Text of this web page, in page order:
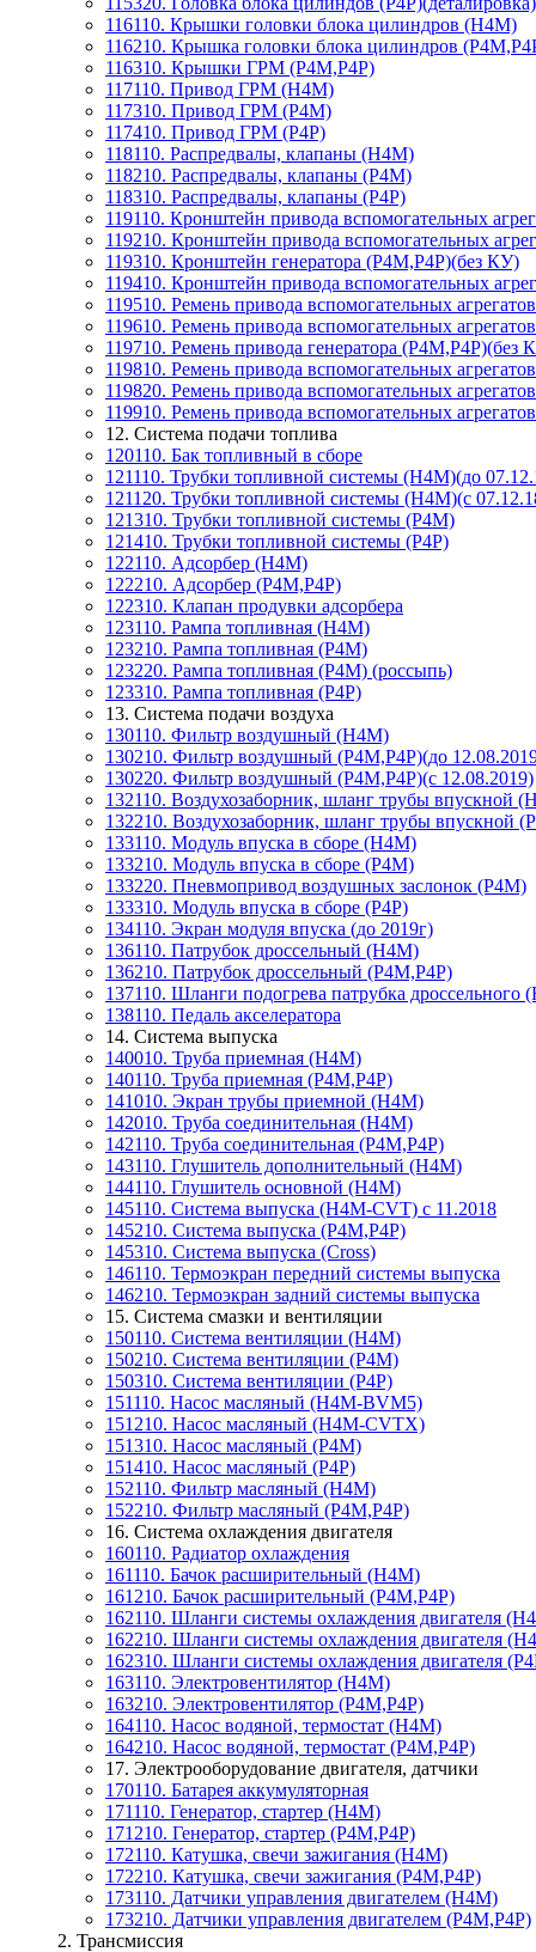
116110. Крышки головки блока цилиндров (H4M)
116210. Крышка головки блока цилиндров
116310. Крышки ГРМ (P4M,P4P)
117110. Привод ГРМ (H4M)
117310. Привод ГРМ (Р4М)
117410. Привод ГРМ (Р4Р)
118110. Распредвалы, клапаны (H4M)
118210. Распредвалы, клапаны (Р4М)
118310. Распредвалы, клапаны (Р4Р)
119110. Кронштейн привода вспомогательных
119210. Кронштейн привода вспомогательных
119310. Кронштейн генератора (P4M,P4P)(без КУ)
119410. Кронштейн привода вспомогательных
119510. Ремень привода вспомогательных
119610. Ремень привода вспомогательных
119710. Ремень привода генератора (P4M,P4P)(без
119810. Ремень привода вспомогательных
119820. Ремень привода вспомогательных
119910. Ремень привода вспомогательных
12. Система подачи топлива
120110. Бак топливный в сборе
121110. Трубки топливной системы (H4M)(до
121120. Трубки топливной системы (H4M)(с
121310. Трубки топливной системы (P4M)
121410. Трубки топливной системы (P4P)
122110. Адсорбер (Н4М)
122210. Адсорбер (P4M,P4P)
122310. Клапан продувки адсорбера
123110. Рампа топливная (Н4М)
123210. Рампа топливная (Р4М)
123220. Рампа топливная (Р4М) (россыпь)
123310. Рампа топливная (Р4Р)
13. Система подачи воздуха
130110. Фильтр воздушный (Н4М)
130210. Фильтр воздушный (P4M,P4P)(до
130220. Фильтр воздушный (P4M,P4P)(с 12.08.2019)
132110. Воздухозаборник, шланг трубы впускной
132210. Воздухозаборник, шланг трубы впускной
133110. Модуль впуска в сборе (H4M)
133210. Модуль впуска в сборе (Р4М)
133220. Пневмопривод воздушных заслонок (Р4М)
133310. Модуль впуска в сборе (Р4Р)
134110. Экран модуля впуска (до 2019г)
136110. Патрубок дроссельный (H4M)
136210. Патрубок дроссельный (P4M,P4P)
137110. Шланги подогрева патрубка дроссельного
138110. Педаль акселератора
14. Система выпуска
140010. Труба приемная (H4M)
140110. Труба приемная (P4M,P4P)
141010. Экран трубы приемной (H4M)
142010. Труба соединительная (H4M)
142110. Труба соединительная (P4M,P4P)
143110. Глушитель дополнительный (H4M)
144110. Глушитель основной (H4M)
145110. Система выпуска (H4M-CVT) с 11.2018
145210. Система выпуска (P4M,P4P)
145310. Система выпуска (Cross)
146110. Термоэкран передний системы выпуска
146210. Термоэкран задний системы выпуска
15. Система смазки и вентиляции
150110. Система вентиляции (Н4М)
150210. Система вентиляции (P4M)
150310. Система вентиляции (P4P)
151110. Насос масляный (Н4М-BVM5)
151210. Насос масляный (H4M-CVTX)
151310. Насос масляный (Р4М)
151410. Насос масляный (Р4Р)
152110. Фильтр масляный (H4M)
152210. Фильтр масляный (P4M,P4P)
16. Система охлаждения двигателя
160110. Радиатор охлаждения
161110. Бачок расширительный (H4M)
161210. Бачок расширительный (P4M,P4P)
162110. Шланги системы охлаждения двигателя
162210. Шланги системы охлаждения двигателя
162310. Шланги системы охлаждения двигателя
163110. Электровентилятор (H4M)
163210. Электровентилятор (P4M,P4P)
164110. Насос водяной, термостат (H4M)
164210. Насос водяной, термостат (P4M,P4P)
17. Электрооборудование двигателя, датчики
170110. Батарея аккумуляторная
171110. Генератор, стартер (H4M)
171210. Генератор, стартер (P4M,P4P)
172110. Катушка, свечи зажигания (H4M)
172210. Катушка, свечи зажигания (P4M,P4P)
173110. Датчики управления двигателем (H4M)
173210. Датчики управления двигателем (P4M,P4P)
2. Трансмиссия